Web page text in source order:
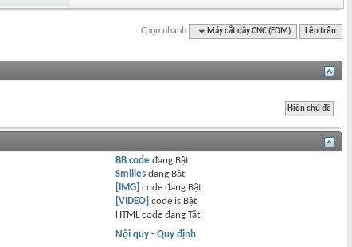
Chọn nhanh Máy cắt dây CNC (EDM) Lên trên
BB code đang Bật
Smilies đang Bật
[IMG] code đang Bật
[VIDEO] code is Bật
HTML code đangTắt
Nội quy - Quy định